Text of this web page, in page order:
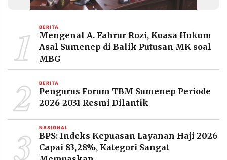
1 BERITA
Mengenal A. Fahrur Rozi, Kuasa Hukum
Asal Sumenep di Balik Putusan MK soal
MBG
2 BERITA
Pengurus Forum TBM Sumenep Periode
2026-2031 Resmi Dilantik
3 NASIONAL
BPS: Indeks Kepuasan Layanan Haji 2026
Capai 83,28%, Kategori Sangat